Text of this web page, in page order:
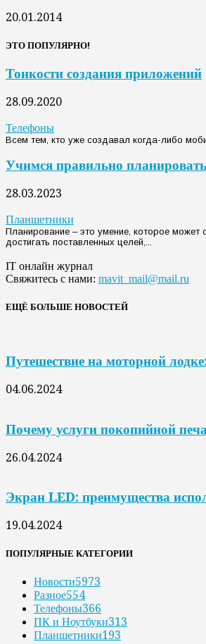
20.01.2014
ЭТО ПОПУЛЯРНО!
Тонкости создания приложений
28.09.2020
Телефоны
Всем тем, кто уже создавал когда-либо
Учимся правильно
28.03.2023
Планшетники
Планирование – это умение, которое может
достигать поставленных целей,...
IT онлайн журнал
Свяжитесь с нами: mavit_mail@mail.ru
ЕЩЁ БОЛЬШЕ НОВОСТЕЙ
Путешествие на моторной
04.06.2024
Почему услуги покопийной
26.04.2024
Экран LED: преимущества
19.04.2024
ПОПУЛЯРНЫЕ КАТЕГОРИИ
Новости5973
Разное554
Телефоны366
ПК и Ноутбуки313
Планшетники193